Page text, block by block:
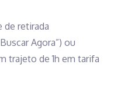
de retirada
Agora”) ou
trajeto de 1h em tarifa